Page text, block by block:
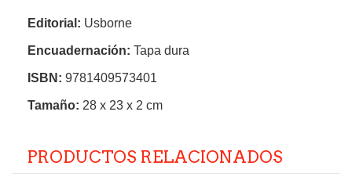
Editorial: Usborne
Encuadernación: Tapa dura
ISBN: 9781409573401
Tamaño: 28 x 23 x 2 cm
PRODUCTOS RELACIONADOS